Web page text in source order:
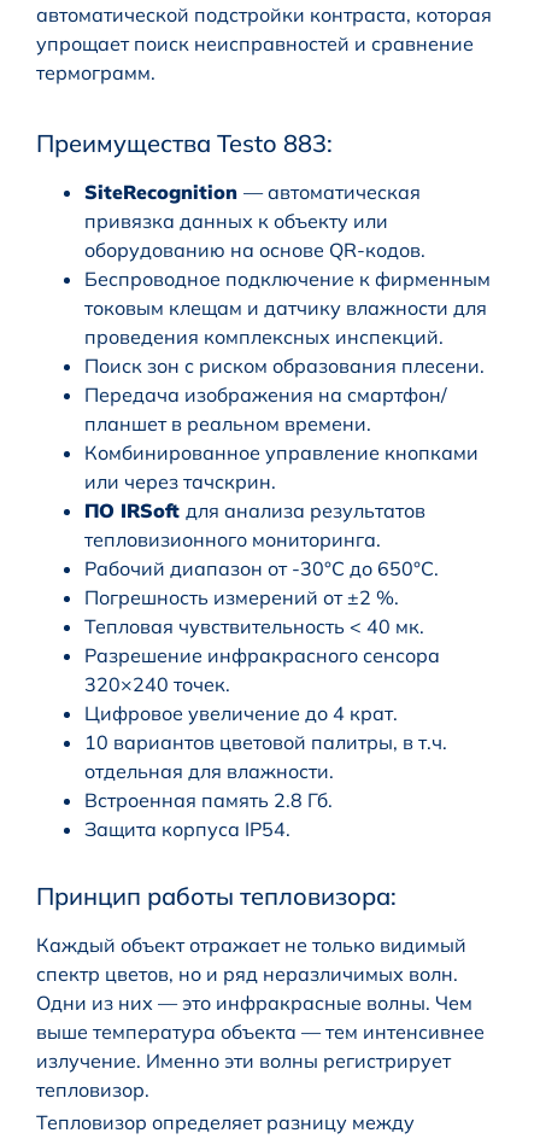
автоматической подстройки контраста, которая
упрощает поиск неисправностей и сравнение
термограмм.
Преимущества Testo 883:
SiteRecognition — автоматическая
привязка данных к объекту или
оборудованию на основе QR-кодов.
Беспроводное подключение к фирменным
токовым клещам и датчику влажности для
проведения комплексных инспекций.
Поиск зон с риском образования плесени.
Передача изображения на смартфон/
планшет в реальном времени.
Комбинированное управление кнопками
или через тачскрин.
ПО IRSoft для анализа результатов
тепловизионного мониторинга.
Рабочий диапазон от -30°C до 650°C.
Погрешность измерений от ±2 %.
Тепловая чувствительность < 40 мк.
Разрешение инфракрасного сенсора
320×240 точек.
Цифровое увеличение до 4 крат.
10 вариантов цветовой палитры, в т.ч.
отдельная для влажности.
Встроенная память 2.8 Гб.
Защита корпуса IP54.
Принцип работы тепловизора:
Каждый объект отражает не только видимый
спектр цветов, но и ряд неразличимых волн.
Одни из них — это инфракрасные волны. Чем
выше температура объекта — тем интенсивнее
излучение. Именно эти волны регистрирует
тепловизор.
Тепловизор определяет разницу между